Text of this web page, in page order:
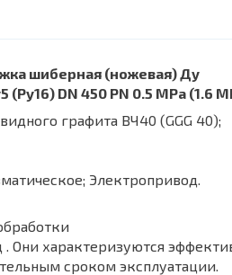
шиберная (ножевая) Ду
(Ру16) DN 450 PN 0.5 МPa (1.6
графита ВЧ40 (GGG 40);
Электропривод.
Они характеризуются
сроком эксплуатации.